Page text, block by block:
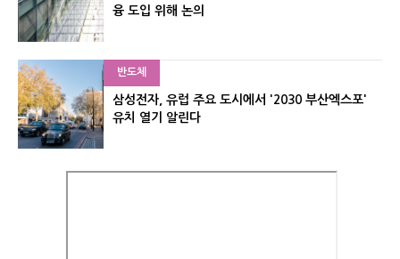
융 도입 위해 논의
반도체
삼성전자, 유럽 주요 도시에서 '2030 부산엑스포'
유치 열기 알린다